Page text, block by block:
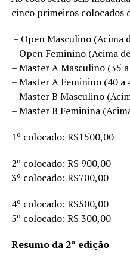
cinco primeiros colocados
– Open Masculino (Acima
– Open Feminino (Acima
– Master A Masculino (35
– Master A Feminino (40 a
– Master B Masculino
– Master B Feminina
1º colocado: R$1500,00
2º colocado: R$ 900,00
3º colocado: R$700,00
4º colocado: R$500,00
5º colocado: R$ 300,00
Resumo da 2ª edição